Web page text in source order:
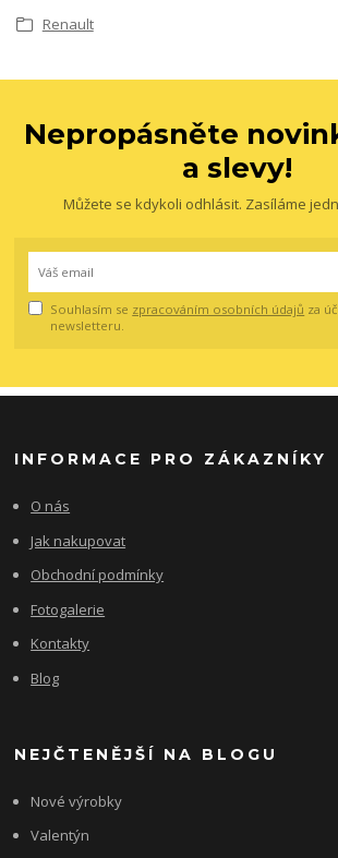
Renault
Nepropásněte
a slevy!
Můžete se kdykoli odhlásit. Zasíláme
Souhlasím se zpracováním osobních údajů za
newsletteru.
INFORMACE PRO ZÁKAZNÍKY
O nás
Jak nakupovat
Obchodní podmínky
Fotogalerie
Kontakty
Blog
NEJČTENĚJŠÍ NA BLOGU
Nové výrobky
Valentýn